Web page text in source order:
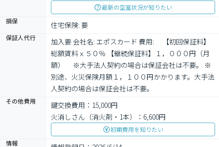
最新の空室状況が知りたい
損保
住宅保険: 要
保証人代行
加入要 会社名: エポスカード 費用: 　【初回保証料】
総額賃料ｘ５０％ 【継続保証料】１，０００円（月
額）　 ※大手法人契約の場合は保証会社は不要。 ※
別途、火災保険月額１，１００円かかります。大手法
人契約の場合は保証会社は不要。
その他費用
鍵交換費用：15,000円
火消しさん（消火剤・1本）：6,600円
初期費用を知りたい
情報